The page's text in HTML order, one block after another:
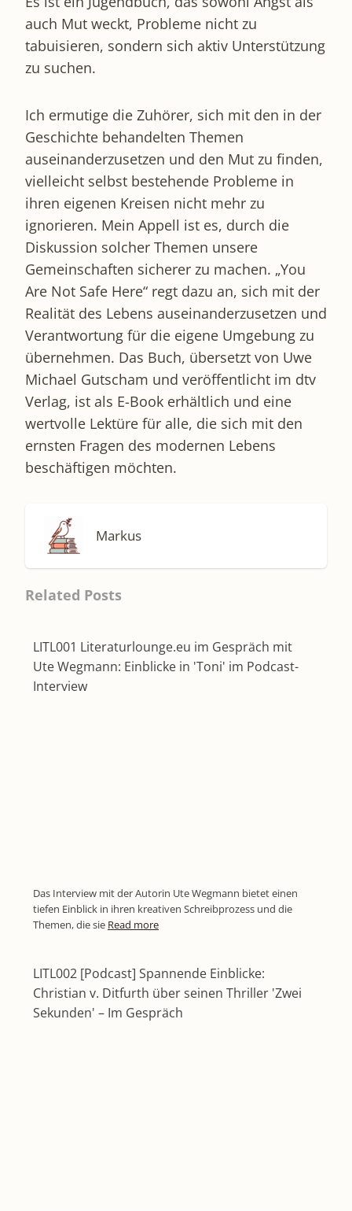
auch Mut weckt, Probleme nicht zu
tabuisieren, sondern sich aktiv Unterstützung
zu suchen.
Ich ermutige die Zuhörer, sich mit den in der
Geschichte behandelten Themen
auseinanderzusetzen und den Mut zu finden,
vielleicht selbst bestehende Probleme in
ihren eigenen Kreisen nicht mehr zu
ignorieren. Mein Appell ist es, durch die
Diskussion solcher Themen unsere
Gemeinschaften sicherer zu machen. „You
Are Not Safe Here“ regt dazu an, sich mit der
Realität des Lebens auseinanderzusetzen und
Verantwortung für die eigene Umgebung zu
übernehmen. Das Buch, übersetzt von Uwe
Michael Gutscham und veröffentlicht im dtv
Verlag, ist als E-Book erhältlich und eine
wertvolle Lektüre für alle, die sich mit den
ernsten Fragen des modernen Lebens
beschäftigen möchten.
Markus
Related Posts
LITL001 Literaturlounge.eu im Gespräch mit
Ute Wegmann: Einblicke in 'Toni' im Podcast-
Interview
Das Interview mit der Autorin Ute Wegmann bietet einen
tiefen Einblick in ihren kreativen Schreibprozess und die
Themen, die sie Read more
LITL002 [Podcast] Spannende Einblicke:
Christian v. Ditfurth über seinen Thriller 'Zwei
Sekunden' – Im Gespräch